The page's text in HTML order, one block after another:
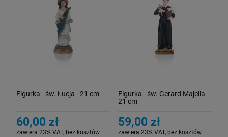
Figurka - św. Łucja - 21 cm
60,00 zł
zawiera 23% VAT, bez kosztów
Figurka - św. Gerard Majella -
21 cm
59,00 zł
zawiera 23% VAT, bez kosztów